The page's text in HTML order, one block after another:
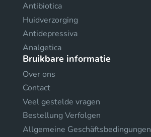
Antibiotica
Huidverzorging
Antidepressiva
Analgetica
Bruikbare informatie
Over ons
Contact
Veel gestelde vragen
Bestellung Verfolgen
Allgemeine Geschäftsbedingungen